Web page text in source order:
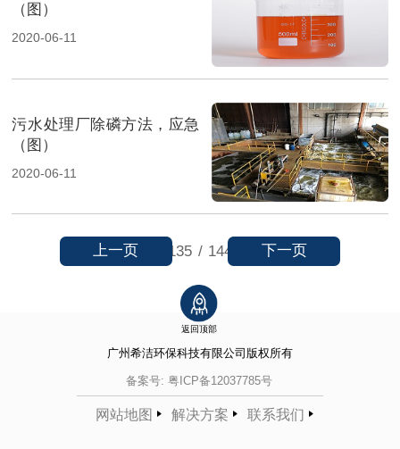
（图）
2020-06-11
污水处理厂除磷方法，应急
（图）
2020-06-11
135 / 144
上一页 下一页
返回顶部
广州希洁环保科技有限公司 版权所有
备案号: 粤ICP备12037785号
网站地图 解决方案 联系我们